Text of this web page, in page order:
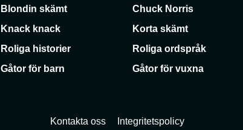
Blondin skämt Chuck Norris
Knack knack Korta skämt
Roliga historier Roliga ordspråk
Gåtor för barn Gåtor för vuxna
Kontakta oss Integritetspolicy